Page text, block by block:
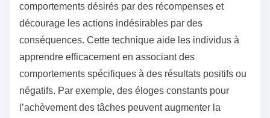
comportements désirés par des récompenses et
décourage les actions indésirables par des
conséquences. Cette technique aide les individus à
apprendre efficacement en associant des
comportements spécifiques à des résultats positifs ou
négatifs. Par exemple, des éloges constants pour
l’achèvement des tâches peuvent augmenter la